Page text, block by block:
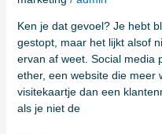
Ken je dat gevoel? Je hebt
gestopt, maar het lijkt alsof
ervan af weet. Social media
ether, een website die meer
visitekaartje dan een
als je niet de